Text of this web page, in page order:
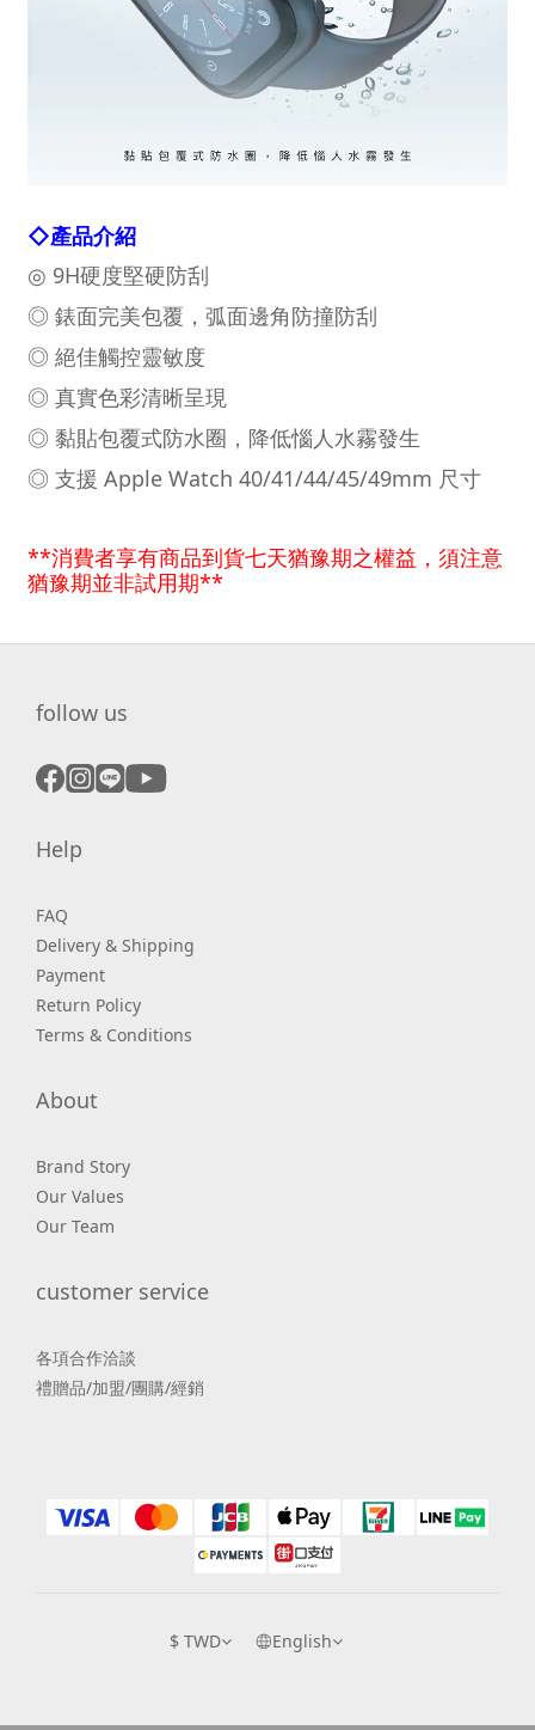
◇產品介紹
◎ 9H硬度堅硬防刮
◎ 錶面完美包覆，弧面邊角防撞防刮
◎ 絕佳觸控靈敏度
◎ 真實色彩清晰呈現
◎ 黏貼包覆式防水圈，降低惱人水霧發生
◎ 支援 Apple Watch 40/41/44/45/49mm 尺寸
**消費者享有商品到貨七天猶豫期之權益，須注意
猶豫期並非試用期**
follow us
Help
FAQ
Delivery & Shipping
Payment
Return Policy
Terms & Conditions
About
Brand Story
Our Values
Our Team
customer service
各項合作洽談
禮贈品/加盟/團購/經銷
$ TWD English